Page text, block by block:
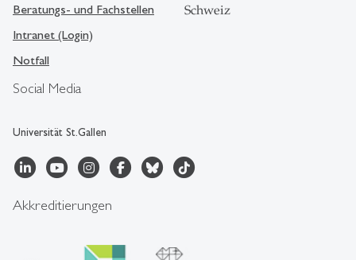
Social Media
Universität St.Gallen
Beratungs- und Fachstellen
Intranet (Login)
Notfall
Schweiz
Akkreditierungen